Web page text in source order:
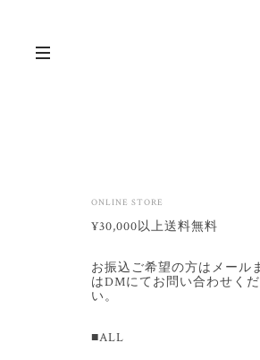
ONLINE STORE
¥30,000以上送料無料
お振込ご希望の方はメール
はDMにてお問い合わせくだ
い。
■ALL